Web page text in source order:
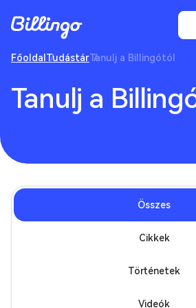
Főoldal TudástárTanulj a Billingótól
Tanulj a
Összes
Cikkek
Történetek
Videók